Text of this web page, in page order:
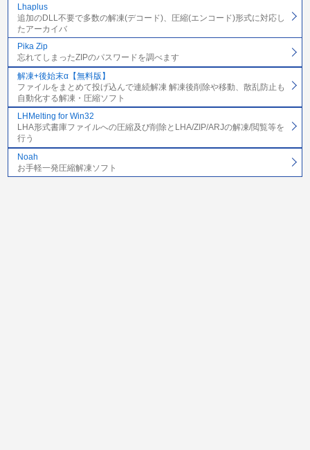
Lhaplus
追加のDLL不要で多数の解凍(デコード)、圧縮(エンコード)形式に対応し
たアーカイバ
Pika Zip
忘れてしまったZIPのパスワードを調べます
解凍+後始末α【無料版】
ファイルをまとめて投げ込んで連続解凍 解凍後削除や移動、散乱防止も
自動化する解凍・圧縮ソフト
LHMelting for Win32
LHA形式書庫ファイルへの圧縮及び削除とLHA/ZIP/ARJの解凍/閲覧等を
行う
Noah
お手軽一発圧縮解凍ソフト